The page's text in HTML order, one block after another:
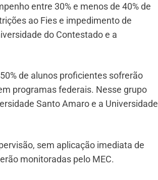
entre 30% e menos de 40% de
ao Fies e impedimento de
do Contestado e a
de alunos proficientes sofrerão
programas federais. Nesse grupo
Santo Amaro e a Universidade
sem aplicação imediata de
monitoradas pelo MEC.